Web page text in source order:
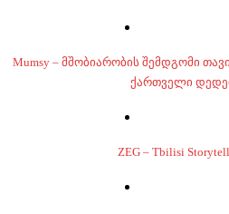
Mumsy – მშობიარობის შემდგომი
ქართველი
ZEG – Tbilisi